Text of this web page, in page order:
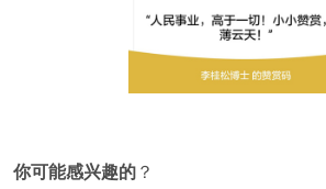
你可能感兴趣的 ？